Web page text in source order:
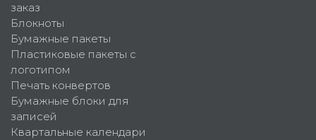
заказ
Блокноты
Бумажные пакеты
Пластиковые пакеты с
логотипом
Печать конвертов
Бумажные блоки для
записей
Квартальные календари